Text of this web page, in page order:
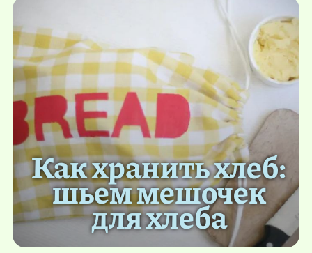
Как хранить хлеб:
шьем мешочек
для хлеба